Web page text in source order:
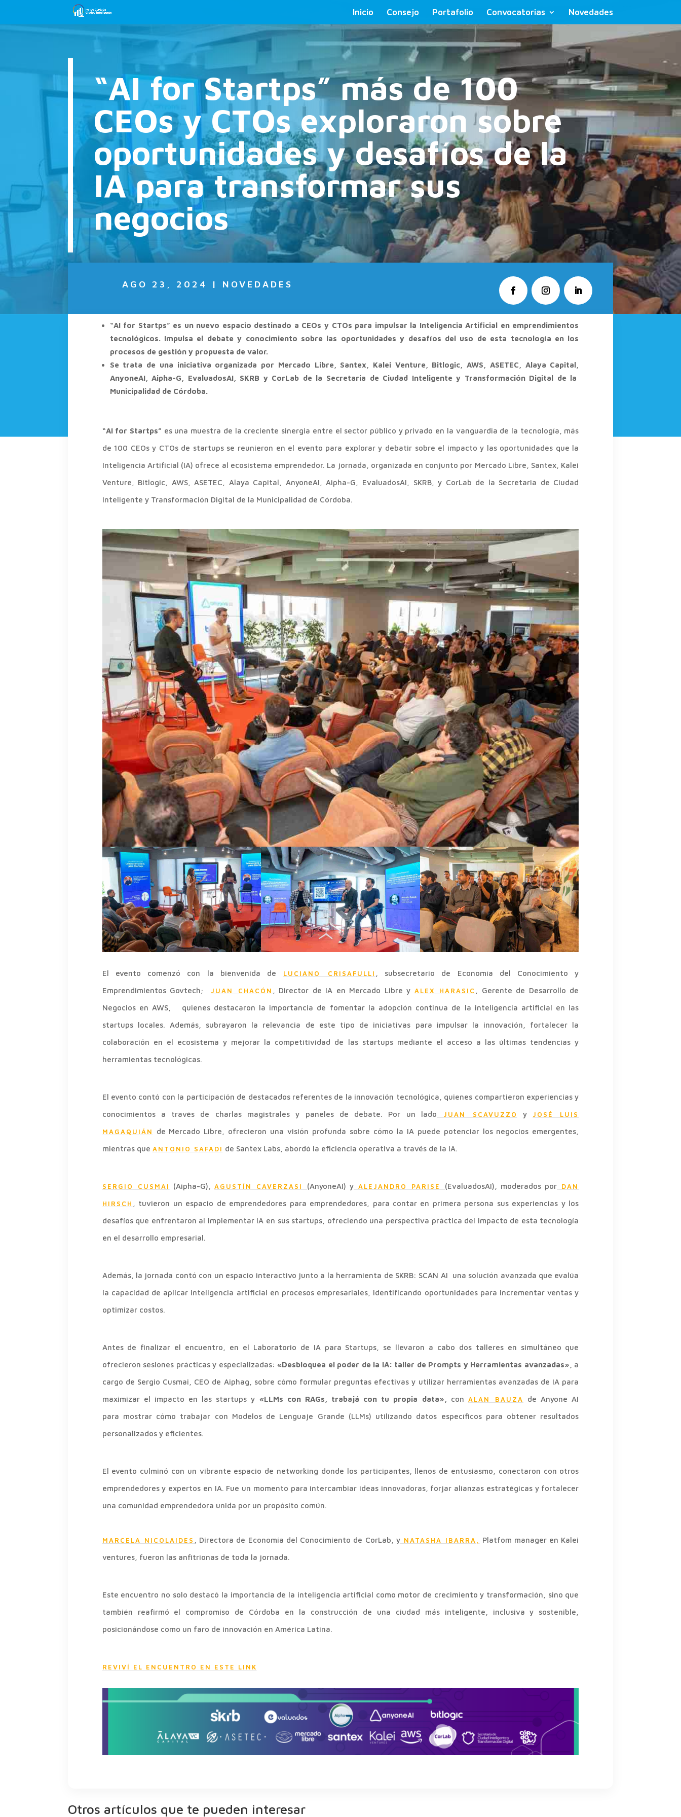
Inicio Consejo Portafolio Convocatorias Novedades
“AI for Startps” más de 100
CEOs y CTOs exploraron sobre
oportunidades y desafíos de la
IA para transformar sus
negocios
AGO 23, 2024 | NOVEDADES
“AI for Startps” es un nuevo espacio destinado a CEOs y CTOs para impulsar la Inteligencia Artificial en emprendimientos
tecnológicos. Impulsa el debate y conocimiento sobre las oportunidades y desafíos del uso de esta tecnología en los
procesos de gestión y propuesta de valor.
Se trata de una iniciativa organizada por Mercado Libre, Santex, Kalei Venture, Bitlogic, AWS, ASETEC, Alaya Capital,
AnyoneAI, Aipha-G, EvaluadosAI, SKRB y CorLab de la Secretaria de Ciudad Inteligente y Transformación Digital de la
Municipalidad de Córdoba.
“AI for Startps” es una muestra de la creciente sinergia entre el sector público y privado en la vanguardia de la tecnología, más
de 100 CEOs y CTOs de startups se reunieron en el evento para explorar y debatir sobre el impacto y las oportunidades que la
Inteligencia Artificial (IA) ofrece al ecosistema emprendedor. La jornada, organizada en conjunto por Mercado Libre, Santex, Kalei
Venture, Bitlogic, AWS, ASETEC, Alaya Capital, AnyoneAI, Aipha-G, EvaluadosAI, SKRB, y CorLab de la Secretaria de Ciudad
Inteligente y Transformación Digital de la Municipalidad de Córdoba.
El evento comenzó con la bienvenida de LUCIANO CRISAFULLI
, subsecretario de Economía del Conocimiento y
Emprendimientos Govtech; JUAN CHACÓN , Director de IA en Mercado Libre y ALEX HARASIC
, Gerente de Desarrollo de
Negocios en AWS, quienes destacaron la importancia de fomentar la adopción continua de la inteligencia artificial en las
startups locales. Además, subrayaron la relevancia de este tipo de iniciativas para impulsar la innovación, fortalecer la
colaboración en el ecosistema y mejorar la competitividad de las startups mediante el acceso a las últimas tendencias y
herramientas tecnológicas.
El evento contó con la participación de destacados referentes de la innovación tecnológica, quienes compartieron experiencias y
conocimientos a través de charlas magistrales y paneles de debate. Por un lado JUAN SCAVUZZO y JOSÉ LUIS
MAGAQUIÁN
de Mercado Libre, ofrecieron una visión profunda sobre cómo la IA puede potenciar los negocios emergentes,
mientras que ANTONIO SAFADI de Santex Labs, abordó la eficiencia operativa a través de la IA.
SERGIO CUSMAI (Aipha-G), AGUSTÍN CAVERZASI (AnyoneAI) y ALEJANDRO PARISE (EvaluadosAI), moderados por DAN
HIRSCH
, tuvieron un espacio de emprendedores para emprendedores, para contar en primera persona sus experiencias y los
desafíos que enfrentaron al implementar IA en sus startups, ofreciendo una perspectiva práctica del impacto de esta tecnología
en el desarrollo empresarial.
Además, la jornada contó con un espacio interactivo junto a la herramienta de SKRB: SCAN AI una solución avanzada que evalúa
la capacidad de aplicar inteligencia artificial en procesos empresariales, identificando oportunidades para incrementar ventas y
optimizar costos.
Antes de finalizar el encuentro, en el Laboratorio de IA para Startups, se llevaron a cabo dos talleres en simultáneo que
ofrecieron sesiones prácticas y especializadas:«Desbloquea el poder de la IA: taller de Prompts y Herramientas avanzadas», a
cargo de Sergio Cusmai, CEO de Aiphag, sobre cómo formular preguntas efectivas y utilizar herramientas avanzadas de IA para
maximizar el impacto en las startups y «LLMs con RAGs, trabajá con tu propia data», con ALAN BAUZA
de Anyone AI
para mostrar cómo trabajar con Modelos de Lenguaje Grande (LLMs) utilizando datos específicos para obtener resultados
personalizados y eficientes.
El evento culminó con un vibrante espacio de networking donde los participantes, llenos de entusiasmo, conectaron con otros
emprendedores y expertos en IA. Fue un momento para intercambiar ideas innovadoras, forjar alianzas estratégicas y fortalecer
una comunidad emprendedora unida por un propósito común.
MARCELA NICOLAIDES , Directora de Economía del Conocimiento de CorLab, yNATASHA IBARRA, Platfom manager en Kalei
ventures, fueron las anfitrionas de toda la jornada.
Este encuentro no solo destacó la importancia de la inteligencia artificial como motor de crecimiento y transformación, sino que
también reafirmó el compromiso de Córdoba en la construcción de una ciudad más inteligente, inclusiva y sostenible,
posicionándose como un faro de innovación en América Latina.
REVIVÍ EL ENCUENTRO EN ESTE LINK
Otros artículos que te pueden interesar